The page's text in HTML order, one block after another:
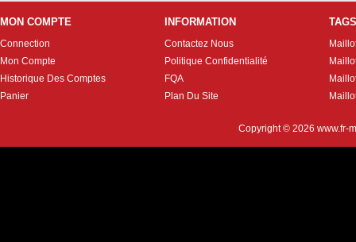
MON COMPTE
Connection
Mon Compte
Historique Des Comptes
Panier
INFORMATION
Contactez Nous
Politique Confidentialité
FQA
Plan Du Site
TAGS
Copyright © 2026 www.fr-